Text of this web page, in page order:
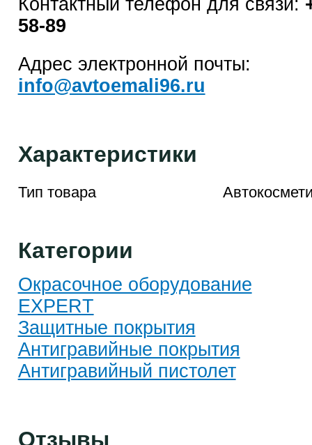
Контактный телефон для связи:
58-89
Адрес электронной почты:
info@avtoemali96.ru
Характеристики
Тип товара
Категории
Окрасочное оборудование
EXPERT
Защитные покрытия
Антигравийные покрытия
Антигравийный пистолет
Отзывы